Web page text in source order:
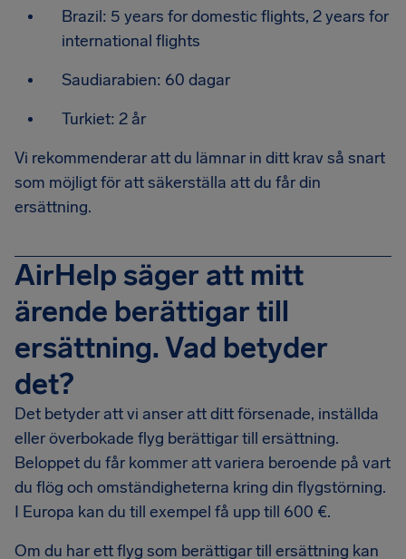
Brazil: 5 years for domestic flights, 2 years for
international flights
Saudiarabien: 60 dagar
Turkiet: 2 år
Vi rekommenderar att du lämnar in ditt krav så snart
som möjligt för att säkerställa att du får din
ersättning.
AirHelp säger att mitt
ärende berättigar till
ersättning. Vad betyder
det?
Det betyder att vi anser att ditt försenade, inställda
eller överbokade flyg berättigar till ersättning.
Beloppet du får kommer att variera beroende på vart
du flög och omständigheterna kring din flygstörning.
I Europa kan du till exempel få upp till 600 €.
Om du har ett flyg som berättigar till ersättning kan